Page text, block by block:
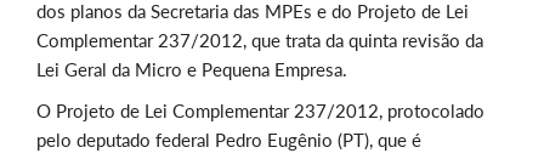
dos planos da Secretaria das MPEs e do Projeto de Lei
Complementar 237/2012, que trata da quinta revisão da
Lei Geral da Micro e Pequena Empresa.
O Projeto de Lei Complementar 237/2012, protocolado
pelo deputado federal Pedro Eugênio (PT), que é